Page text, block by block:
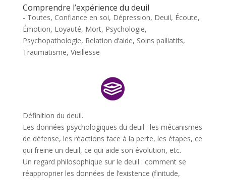
Comprendre l’expérience du deuil
- Toutes, Confiance en soi, Dépression, Deuil, Écoute,
Émotion, Loyauté, Mort, Psychologie,
Psychopathologie, Relation d’aide, Soins palliatifs,
Traumatisme, Vieillesse
Définition du deuil.
Les données psychologiques du deuil : les mécanismes
de défense, les réactions face à la perte, les étapes, ce
qui freine un deuil, ce qui aide son évolution, etc.
Un regard philosophique sur le deuil : comment se
réapproprier les données de l’existence (finitude,